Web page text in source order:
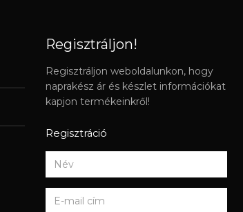
Regisztráljon!
Regisztráljon weboldalunkon, hogy
naprakész ár és készlet információkat
kapjon termékeinkről!
Regisztráció